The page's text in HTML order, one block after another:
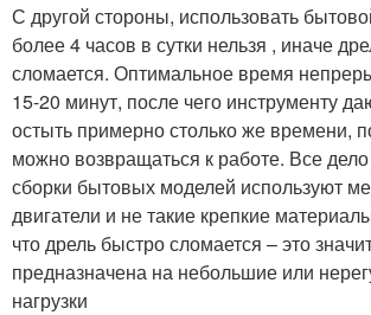
С другой стороны, использовать
более 4 часов в сутки нельзя , иначе
сломается. Оптимальное время
15-20 минут, после чего инструменту
остыть примерно столько же времени,
можно возвращаться к работе. Все
сборки бытовых моделей используют
двигатели и не такие крепкие
что дрель быстро сломается – это
предназначена на небольшие или
нагрузки